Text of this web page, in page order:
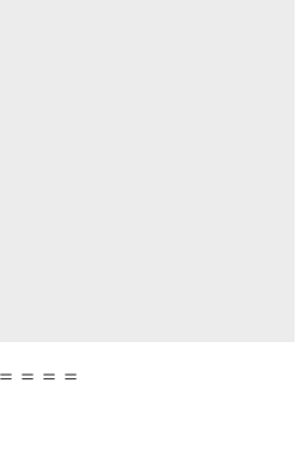
＝＝＝